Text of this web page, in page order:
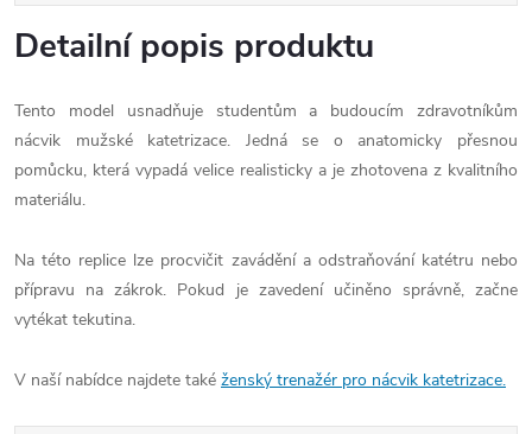
Detailní popis produktu
Tento model usnadňuje studentům a budoucím zdravotníkům
nácvik mužské katetrizace. Jedná se o anatomicky přesnou
pomůcku, která vypadá velice realisticky a je zhotovena z kvalitního
materiálu.
Na této replice lze procvičit zavádění a odstraňování katétru nebo
přípravu na zákrok. Pokud je zavedení učiněno správně, začne
vytékat tekutina.
V naší nabídce najdete také ženský trenažér pro nácvik katetrizace.